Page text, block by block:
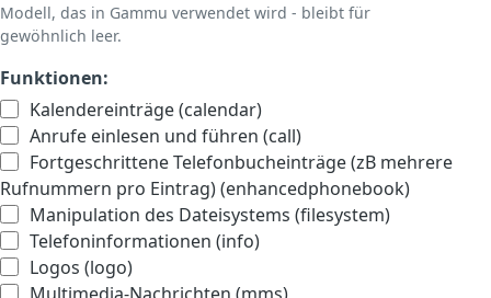
Modell, das in Gammu verwendet wird - bleibt für
gewöhnlich leer.
Funktionen:
Kalendereinträge (calendar)
Anrufe einlesen und führen (call)
Fortgeschrittene Telefonbucheinträge (zB mehrere
Rufnummern pro Eintrag) (enhancedphonebook)
Manipulation des Dateisystems (filesystem)
Telefoninformationen (info)
Logos (logo)